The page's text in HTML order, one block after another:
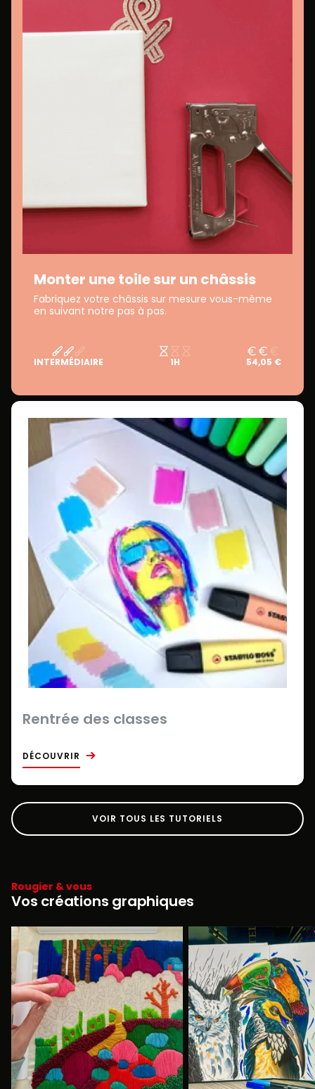
Monter une toile sur un châssis
Fabriquez votre châssis sur mesure vous-même
en suivant notre pas à pas.
INTERMÉDIAIRE 1H 54,05 €
Rentrée des classes
DÉCOUVRIR
VOIR TOUS LES TUTORIELS
Rougier & vous
Vos créations graphiques